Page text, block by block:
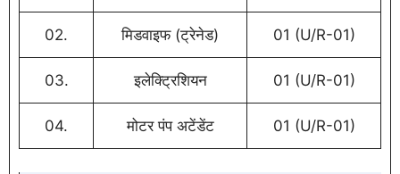
02. मिडवाइफ (ट्रेनेड) 01 (U/R-01)
03. इलेक्ट्रिशियन 01 (U/R-01)
04. मोटर पंप अटेंडेंट 01 (U/R-01)